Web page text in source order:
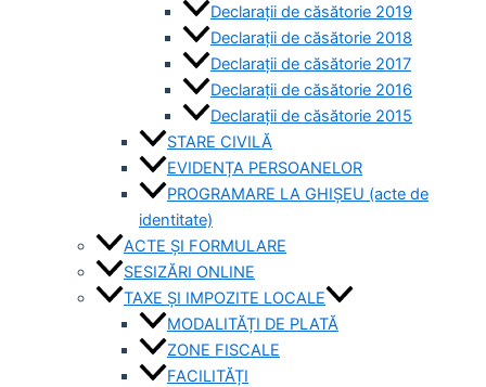
Declarații de căsătorie 2019
Declarații de căsătorie 2018
Declarații de căsătorie 2017
Declarații de căsătorie 2016
Declarații de căsătorie 2015
STARE CIVILĂ
EVIDENȚA PERSOANELOR
PROGRAMARE LA GHIȘEU (acte de
identitate)
ACTE ȘI FORMULARE
SESIZĂRI ONLINE
TAXE ȘI IMPOZITE LOCALE
MODALITĂȚI DE PLATĂ
ZONE FISCALE
FACILITĂȚI